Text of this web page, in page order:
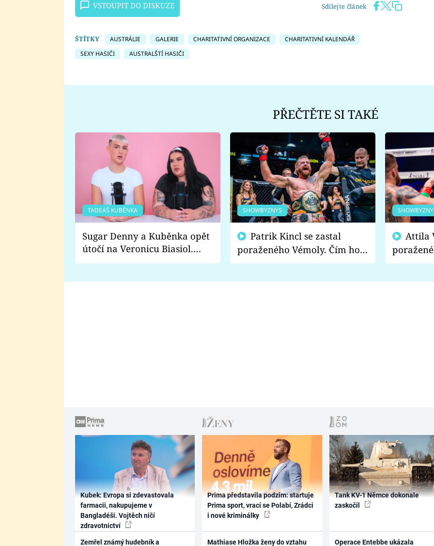
VSTOUPIT DO DISKUZE Sdílejte článek
ŠTÍTKY AUSTRÁLIE GALERIE CHARITATIVNÍ ORGANIZACE
CHARITATIVNÍ KALENDÁŘ
SEXY HASIČI
AUSTRALŠTÍ HASIČI
PŘEČTĚTE SI TAKÉ
TADEÁŠ KUBĚNKA
Sugar Denny a Kuběnka opět
útočí na Veronicu Biasiol.
Proč je podle nich falešná a
SHOWBYZNYS
poraženého Vémoly. Čím ho
fanoušci naštvali?
chce
Kubek: Evropa si zdevastovala
farmacii, nakupujeme v
Bangladéši. Vojtěch ničí
zdravotnictví
Zemřel známý hudebník a
Prima představila podzim: startuje
Prima sport, vrací se Polabí, Zrádci
i nové kriminálky
Mathiase Hložka ženy do vztahu
Tank KV-1 Němce dokonale
zaskočil
Operace Entebbe ukázala